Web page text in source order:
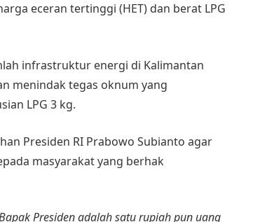
eceran tertinggi (HET) dan berat LPG
infrastruktur energi di Kalimantan
menindak tegas oknum yang
LPG 3 kg.
Presiden RI Prabowo Subianto agar
masyarakat yang berhak
Presiden adalah satu rupiah pun uang